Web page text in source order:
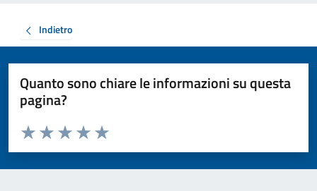
Indietro
Quanto sono chiare le informazioni su questa
pagina?
Valuta da 1 a 5 stelle la pagina
Valuta 5 stelle su 5
Valuta 4 stelle su 5
Valuta 3 stelle su 5
Valuta 2 stelle su 5
Valuta 1 stelle su 5